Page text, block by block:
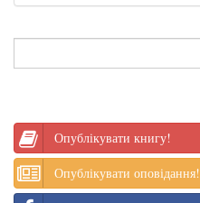
Опублікувати книгу!
Опублікувати оповідання!